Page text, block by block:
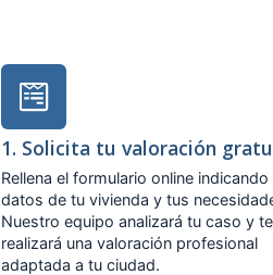
1. Solicita tu valoración
Rellena el formulario online indicando
datos de tu vivienda y tus
Nuestro equipo analizará tu caso y te
realizará una valoración profesional
adaptada a tu ciudad.